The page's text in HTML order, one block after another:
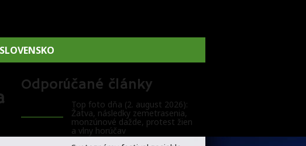
SLOVENSKO
Odporúčané články
Top foto dňa (2. august 2026):
Žatva, následky zemetrasenia,
monzúnové dažde, protest žien
a vlny horúčav